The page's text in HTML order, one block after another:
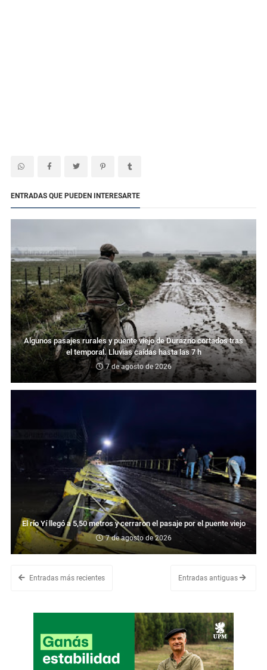
ENTRADAS QUE PUEDEN INTERESARTE
Algunos pasajes rurales y puente viejo de Durazno cortados tras
el temporal. Lluvias caídas hasta las 7 h
7 de agosto de 2026
El río Yí llegó a 5,50 metros y cerraron el pasaje por el puente viejo
7 de agosto de 2026
Entradas más recientes Entradas antiguas